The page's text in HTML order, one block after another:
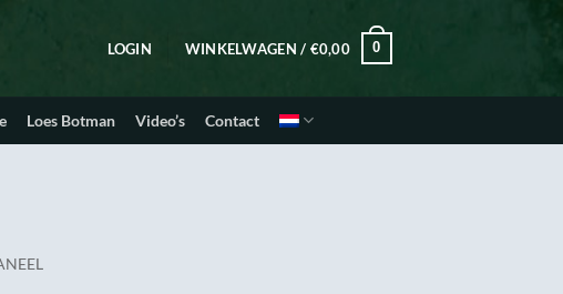
LOGIN WINKELWAGEN / €0,00 0
Loes Botman Video’s Contact